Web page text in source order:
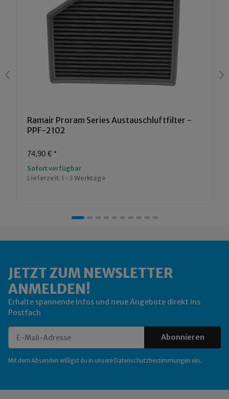
Ramair Proram Series Austauschluftfilter -
PPF-2102
74,90 € *
Sofort verfügbar
Lieferzeit:1 - 3 Werktage
JETZT ZUM NEWSLETTER
ANMELDEN!
Erhalte spannende Infos und neue Angebote direkt ins
Postfach
Abonnieren
Mit dem Absenden willigst du in unsere Datenschutzbestimmungen ein.